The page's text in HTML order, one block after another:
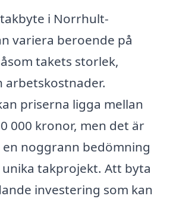
i Norrhult-
variera beroende på
takets storlek,
arbetskostnader.
priserna ligga mellan
000 kronor, men det är
noggrann bedömning
takprojekt. Att byta
investering som kan